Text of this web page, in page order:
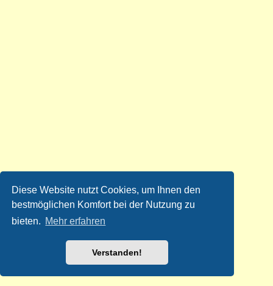
Diese Website nutzt Cookies, um Ihnen den
bestmöglichen Komfort bei der Nutzung zu
bieten. Mehr erfahren
Verstanden!